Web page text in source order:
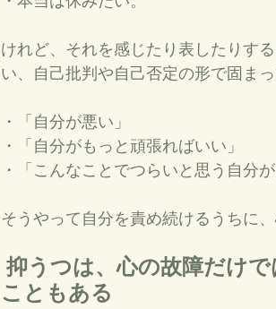
けれど、それを感じたり表したりす
い、自己批判や自己否定の形で固ま
・「自分が悪い」
・「自分がもっと頑張ればいい」
・「こんなことでつらいと思う自分が
そうやって自分を責め続けるうちに
こともある